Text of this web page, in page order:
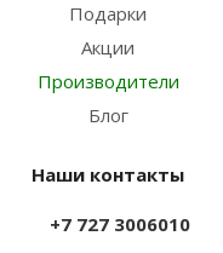
Подарки
Акции
Производители
Блог
Наши контакты
+7 727 3006010